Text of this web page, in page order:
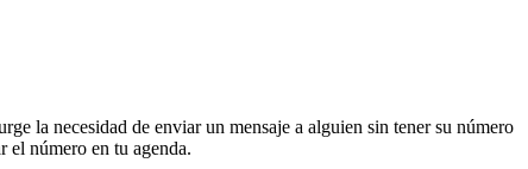
la necesidad de enviar un mensaje a alguien sin tener su número
el número en tu agenda.